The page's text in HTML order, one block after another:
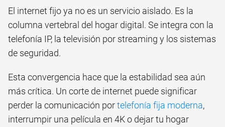
El internet fijo ya no es un servicio aislado. Es la
columna vertebral del hogar digital. Se integra con la
telefonía IP, la televisión por streaming y los sistemas
de seguridad.
Esta convergencia hace que la estabilidad sea aún
más crítica. Un corte de internet puede significar
perder la comunicación portelefonía fija moderna,
interrumpir una película en 4K o dejar tu hogar